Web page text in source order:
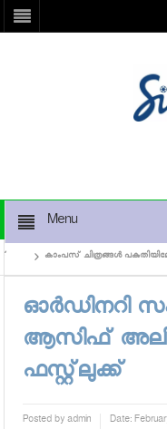
Menu
കാംപസ് ചിത്രങ്ങള്‍ പകുതിയിലേ
ഓര്‍ഡിനറി
ആസിഫ്
ഫസ്റ്റ്‌ലുക്ക്
Posted byadmin Date: